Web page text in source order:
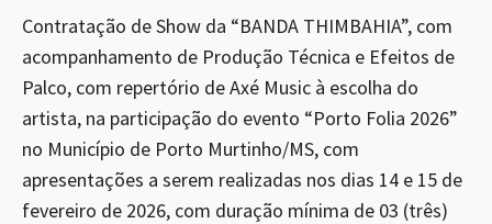
Contratação de Show da “BANDA THIMBAHIA”, com
acompanhamento de Produção Técnica e Efeitos de
Palco, com repertório de Axé Music à escolha do
artista, na participação do evento “Porto Folia 2026”
no Município de Porto Murtinho/MS, com
apresentações a serem realizadas nos dias 14 e 15 de
fevereiro de 2026, com duração mínima de 03 (três)